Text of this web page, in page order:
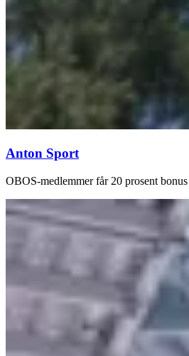
Anton Sport
OBOS-medlemmer får 20 prosent